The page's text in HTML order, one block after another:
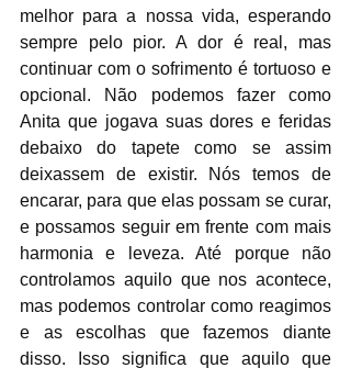
melhor para a nossa vida, esperando
sempre pelo pior. A dor é real, mas
continuar com o sofrimento é tortuoso e
opcional. Não podemos fazer como
Anita que jogava suas dores e feridas
debaixo do tapete como se assim
deixassem de existir. Nós temos de
encarar, para que elas possam se curar,
e possamos seguir em frente com mais
harmonia e leveza. Até porque não
controlamos aquilo que nos acontece,
mas podemos controlar como reagimos
e as escolhas que fazemos diante
disso. Isso significa que aquilo que